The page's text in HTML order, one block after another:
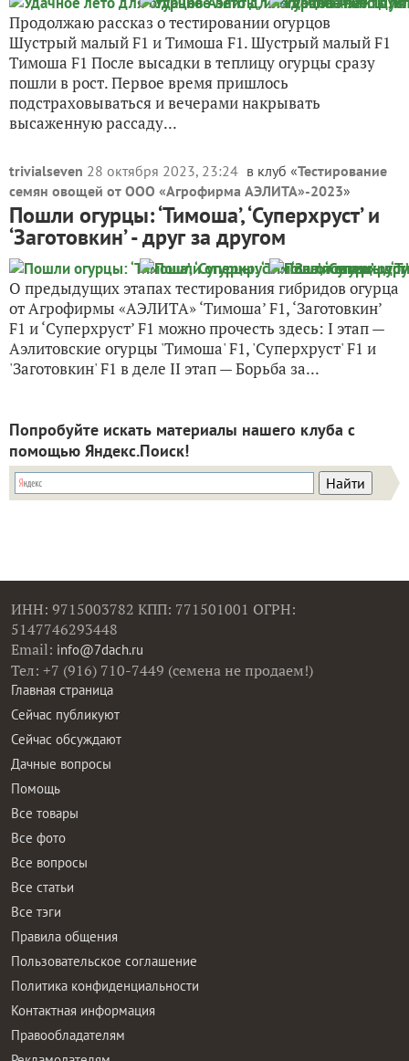
Продолжаю рассказ о тестировании огурцов
Шустрый малый F1 и Тимоша F1. Шустрый малый F1
Тимоша F1 После высадки в теплицу огурцы сразу
пошли в рост. Первое время пришлось
подстраховываться и вечерами накрывать
высаженную рассаду...
trivialseven 28 октября 2023, 23:24 в клуб «Тестирование
семян овощей от ООО «Агрофирма АЭЛИТА»-2023»
Пошли огурцы: ‘Тимоша’, ‘Суперхруст’ и
‘Заготовкин’ - друг за другом
О предыдущих этапах тестирования гибридов огурца
от Агрофирмы «АЭЛИТА» ‘Тимоша’ F1, ‘Заготовкин’
F1 и ‘Суперхруст’ F1 можно прочесть здесь: I этап —
Аэлитовские огурцы 'Тимоша' F1, 'Суперхруст' F1 и
'Заготовкин' F1 в деле II этап — Борьба за...
Попробуйте искать материалы нашего клуба с
помощью Яндекс.Поиск!
ИНН: 9715003782 КПП: 771501001 ОГРН:
5147746293448
Email: info@7dach.ru
Тел: +7 (916) 710-7449 (семена не продаем!)
Главная страница
Сейчас публикуют
Сейчас обсуждают
Дачные вопросы
Помощь
Все товары
Все фото
Все вопросы
Все статьи
Все тэги
Правила общения
Пользовательское соглашение
Политика конфиденциальности
Контактная информация
Правообладателям